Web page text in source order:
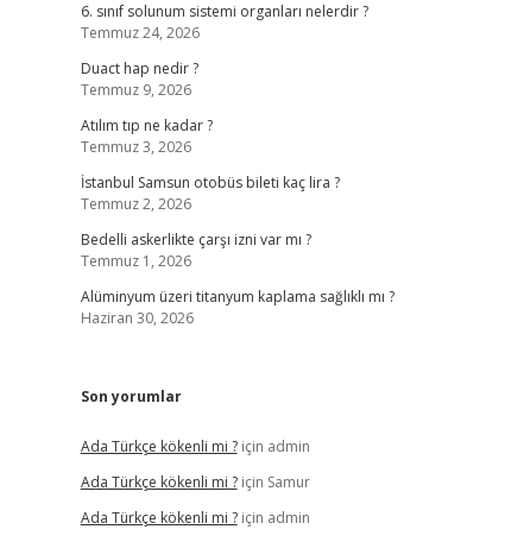
6. sınıf solunum sistemi organları nelerdir ?
Temmuz 24, 2026
Duact hap nedir ?
Temmuz 9, 2026
Atılım tıp ne kadar ?
Temmuz 3, 2026
İstanbul Samsun otobüs bileti kaç lira ?
Temmuz 2, 2026
Bedelli askerlikte çarşı izni var mı ?
Temmuz 1, 2026
Alüminyum üzeri titanyum kaplama sağlıklı mı ?
Haziran 30, 2026
Son yorumlar
Ada Türkçe kökenli mi ?için admin
Ada Türkçe kökenli mi ?için Samur
Ada Türkçe kökenli mi ?için admin